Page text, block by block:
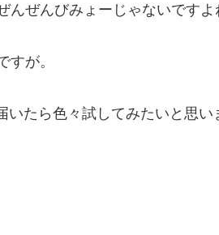
ぜんびみょーじゃないですよ
が。
たら色々試してみたいと思い